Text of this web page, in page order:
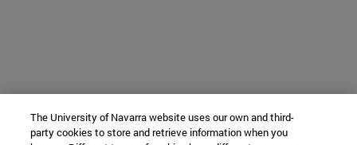
The University of Navarra website uses our own and third-
party cookies to store and retrieve information when you